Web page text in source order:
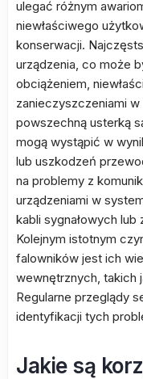
ulegać różnym
niewłaściwego
konserwacji.
urządzenia, co może
obciążeniem,
zanieczyszczeniami
powszechną usterką
mogą wystąpić w
lub uszkodzeń
na problemy z
urządzeniami w
kabli sygnałowych
Kolejnym istotnym
falowników jest ich
wewnętrznych, takich
Regularne przeglądy
identyfikacji tych
Jakie są